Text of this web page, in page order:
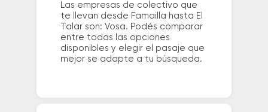
Las empresas de colectivo que
te llevan desde Famailla hasta El
Talar son: Vosa. Podés comparar
entre todas las opciones
disponibles y elegir el pasaje que
mejor se adapte a tu búsqueda.